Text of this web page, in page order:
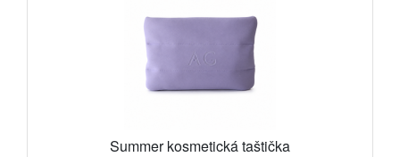
Summer kosmetická taštička